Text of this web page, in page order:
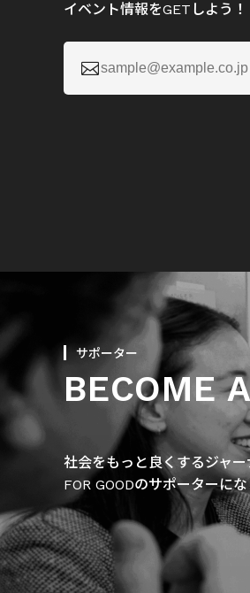
イベント情報をGETしよう！

サポーター
BECOME
社会をもっと良くするジャ
FOR GOODのサポーターに